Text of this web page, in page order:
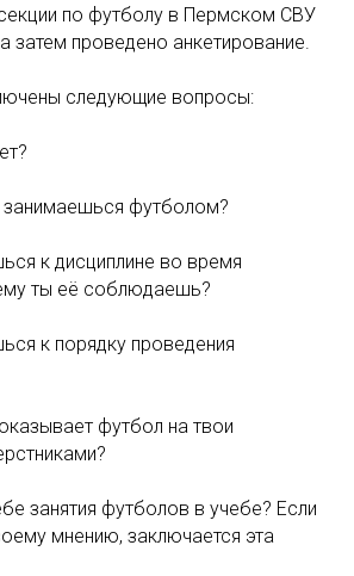
по футболу в Пермском СВУ
затем проведено анкетирование.
следующие вопросы:
занимаешься футболом?
к дисциплине во время
ты её соблюдаешь?
к порядку проведения
футбол на твои
занятия футболов в учебе? Если
мнению, заключается эта